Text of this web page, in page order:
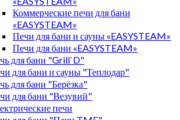
Коммерческие печи для бани
«EASYSTEAM»
Печи для бани и сауны «EASYSTEAM»
Печи для бани «EASYSTEAM»
для бани "Grill`D"
для бани и сауны "Теплодар"
для бани "Берёзка"
для бани "Везувий"
печи